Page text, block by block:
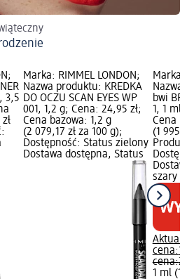
3,5
Marka: RIMMEL LONDON;
Nazwa produktu: KREDKA
DO OCZU SCAN EYES WP
001, 1,2 g; Cena: 24,95 zł;
Cena bazowa: 1,2 g
(2 079,17 zł za 100 g);
Dostępność: Status zielony
Dostawa dostępna, Status
Marka:
Nazwa
bwi
1, 1 ml;
Cena
(1
szary
Aktualna
cena:
cena:
1 ml (1